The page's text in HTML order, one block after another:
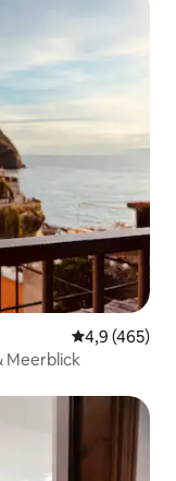
4,9 (465)
Meerblick